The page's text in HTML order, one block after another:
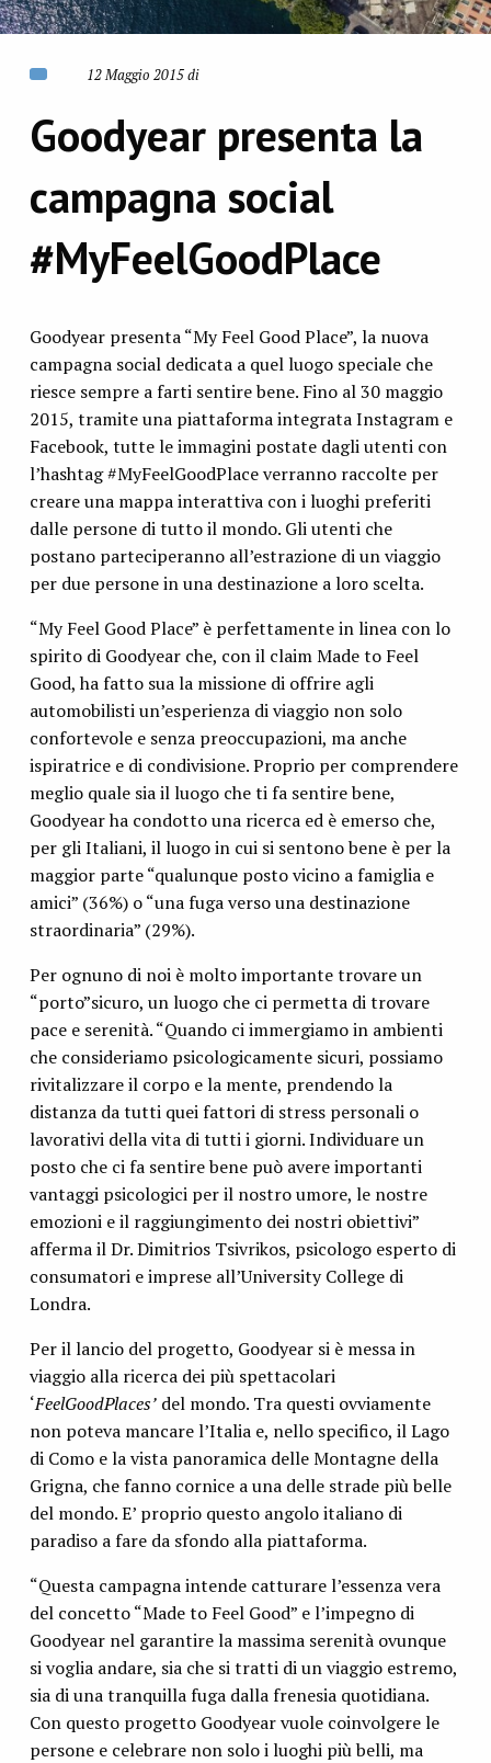
12 Maggio 2015 di
Goodyear presenta la
campagna social
#MyFeelGoodPlace
Goodyear presenta “My Feel Good Place”, la nuova
campagna social dedicata a quel luogo speciale che
riesce sempre a farti sentire bene. Fino al 30 maggio
2015, tramite una piattaforma integrata Instagram e
Facebook, tutte le immagini postate dagli utenti con
l’hashtag #MyFeelGoodPlace verranno raccolte per
creare una mappa interattiva con i luoghi preferiti
dalle persone di tutto il mondo. Gli utenti che
postano parteciperanno all’estrazione di un viaggio
per due persone in una destinazione a loro scelta.
“My Feel Good Place” è perfettamente in linea con lo
spirito di Goodyear che, con il claim Made to Feel
Good, ha fatto sua la missione di offrire agli
automobilisti un’esperienza di viaggio non solo
confortevole e senza preoccupazioni, ma anche
ispiratrice e di condivisione. Proprio per comprendere
meglio quale sia il luogo che ti fa sentire bene,
Goodyear ha condotto una ricerca ed è emerso che,
per gli Italiani, il luogo in cui si sentono bene è per la
maggior parte “qualunque posto vicino a famiglia e
amici” (36%) o “una fuga verso una destinazione
straordinaria” (29%).
Per ognuno di noi è molto importante trovare un
“porto”sicuro, un luogo che ci permetta di trovare
pace e serenità. “Quando ci immergiamo in ambienti
che consideriamo psicologicamente sicuri, possiamo
rivitalizzare il corpo e la mente, prendendo la
distanza da tutti quei fattori di stress personali o
lavorativi della vita di tutti i giorni. Individuare un
posto che ci fa sentire bene può avere importanti
vantaggi psicologici per il nostro umore, le nostre
emozioni e il raggiungimento dei nostri obiettivi”
afferma il Dr. Dimitrios Tsivrikos, psicologo esperto di
consumatori e imprese all’University College di
Londra.
Per il lancio del progetto, Goodyear si è messa in
viaggio alla ricerca dei più spettacolari
‘FeelGoodPlaces’del mondo. Tra questi ovviamente
non poteva mancare l’Italia e, nello specifico, il Lago
di Como e la vista panoramica delle Montagne della
Grigna, che fanno cornice a una delle strade più belle
del mondo. E’ proprio questo angolo italiano di
paradiso a fare da sfondo alla piattaforma.
“Questa campagna intende catturare l’essenza vera
del concetto “Made to Feel Good” e l’impegno di
Goodyear nel garantire la massima serenità ovunque
si voglia andare, sia che si tratti di un viaggio estremo,
sia di una tranquilla fuga dalla frenesia quotidiana.
Con questo progetto Goodyear vuole coinvolgere le
persone e celebrare non solo i luoghi più belli, ma